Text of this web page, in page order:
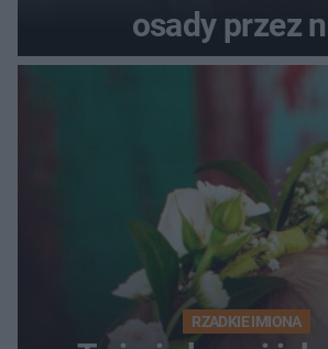
osady przez
RZADKIE IMIONA